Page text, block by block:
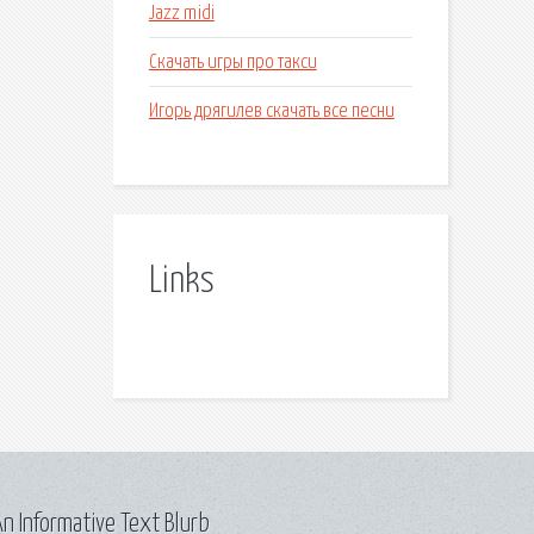
Jazz midi
Скачать игры про такси
Игорь дрягилев скачать все песни
Links
Informative Text Blurb